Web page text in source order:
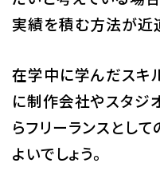
実績を積む方法が近
在学中に学んだスキ
に制作会社やスタジ
らフリーランスとし
よいでしょう。